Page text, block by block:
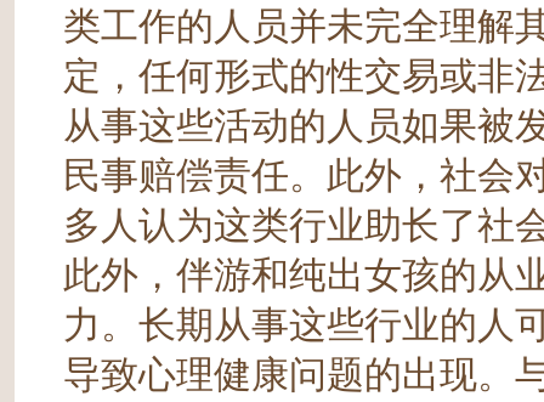
类工作的人员并未完全理解
定，任何形式的性交易或非
从事这些活动的人员如果被
民事赔偿责任。此外，社会
多人认为这类行业助长了社
此外，伴游和纯出女孩的从
力。长期从事这些行业的人
导致心理健康问题的出现。